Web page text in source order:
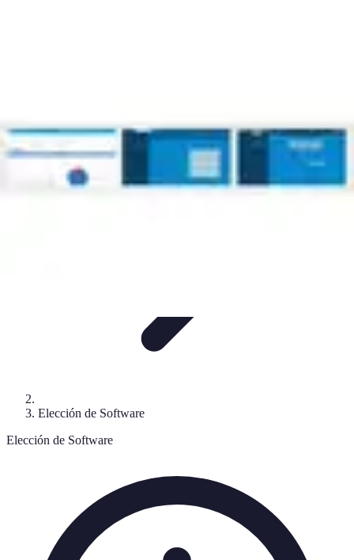
Elección de Software
Elección de Software